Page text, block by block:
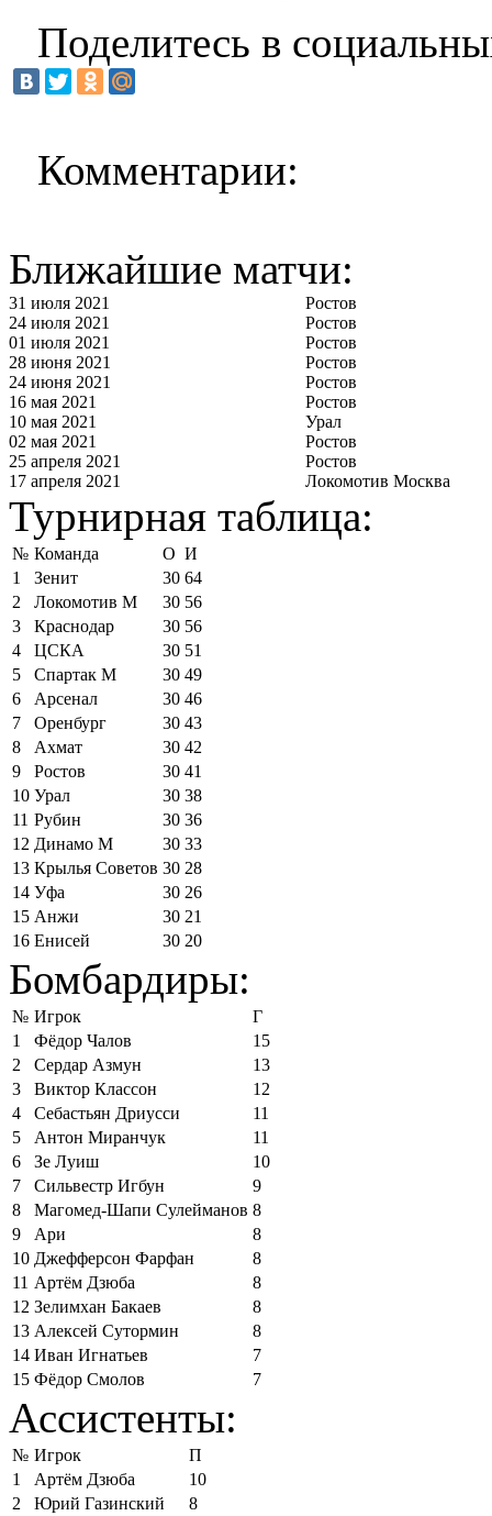
Поделитесь в
Комментарии:
Ближайшие матчи:
31 июля 2021
Ростов
24 июля 2021
Ростов
01 июля 2021
Ростов
28 июня 2021
Ростов
24 июня 2021
Ростов
16 мая 2021
Ростов
10 мая 2021
Урал
02 мая 2021
Ростов
25 апреля 2021
Ростов
17 апреля 2021
Локомотив Москва
Турнирная таблица:
№ Команда О И
1
Зенит 30 64
2
Локомотив М 30 56
3
Краснодар 30 56
4
ЦСКА 30 51
5
Спартак М 30 49
6
Арсенал 30 46
7
Оренбург 30 43
8
Ахмат 30 42
9
Ростов 30 41
10 Урал 30 38
11 Рубин 30 36
12 Динамо М 30 33
13 Крылья Советов 30 28
14 Уфа 30 26
15 Анжи 30 21
16 Енисей 30 20
Бомбардиры:
№ Игрок
Г
1
Фёдор Чалов
15
2
Сердар Азмун
13
3
Виктор Классон
12
4
Себастьян Дриусси
11
5
Антон Миранчук
11
6
Зе Луиш
10
7
Сильвестр Игбун
9
8
Магомед-Шапи Сулейманов 8
9
Ари
8
10 Джефферсон Фарфан
8
11 Артём Дзюба
8
12 Зелимхан Бакаев
8
13 Алексей Сутормин
8
14 Иван Игнатьев
7
15 Фёдор Смолов 7
Ассистенты:
№ Игрок
П
1
Артём Дзюба
10
2
Юрий Газинский
8